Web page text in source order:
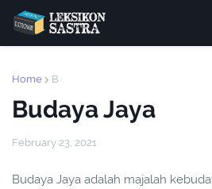
Home B
Budaya Jaya
February 23, 2021
Budaya Jaya adalah majalah